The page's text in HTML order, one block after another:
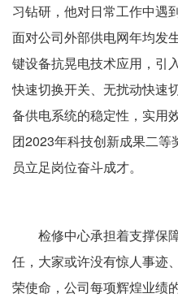
习钻研，他对日常工作中遇
面对公司外部供电网年均发
键设备抗晃电技术应用，引
快速切换开关、无扰动快速
备供电系统的稳定性，实用
团2023年科技创新成果二等
员立足岗位奋斗成才。
检修中心承担着支撑保
任，大家或许没有惊人事迹
荣使命，公司每项辉煌业绩